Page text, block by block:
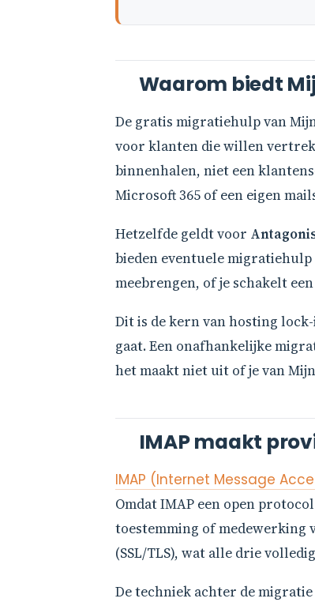
Waarom biedt
De gratis migratiehulp van
voor klanten die willen
binnenhalen, niet een
Microsoft 365 of een eigen
Hetzelfde geldt voor
bieden eventuele
meebrengen, of je schakelt
Dit is de kern van hosting
gaat. Een onafhankelijke
het maakt niet uit of je van
IMAP maakt
IMAP (Internet Message
Omdat IMAP een open
toestemming of medewerking
(SSL/TLS), wat alle drie
De techniek achter de migratie